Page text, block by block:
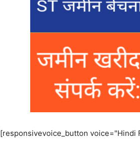
[responsivevoice_button